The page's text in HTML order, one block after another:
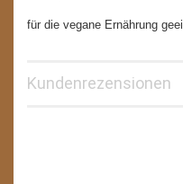
für die vegane Ernährung
Kundenrezensionen